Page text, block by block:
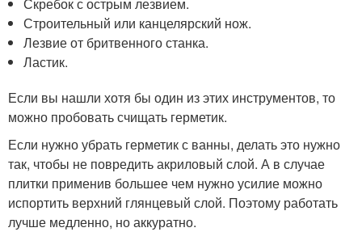
Строительный или канцелярский нож.
Лезвие от бритвенного станка.
Ластик.
Если вы нашли хотя бы один из этих инструментов, то
можно пробовать счищать герметик.
Если нужно убрать герметик с ванны, делать это нужно
так, чтобы не повредить акриловый слой. А в случае
плитки применив большее чем нужно усилие можно
испортить верхний глянцевый слой. Поэтому работать
лучше медленно, но аккуратно.